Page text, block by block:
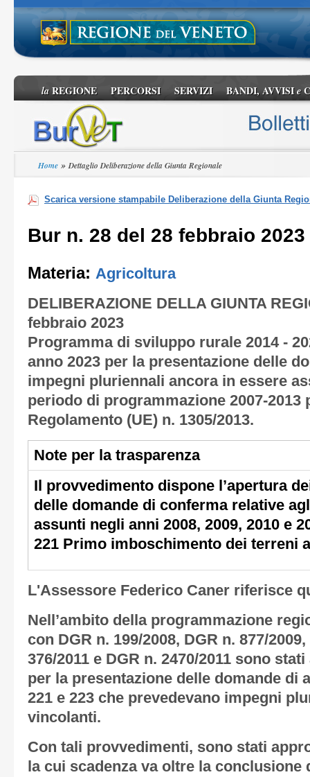
laREGIONE PERCORSI SERVIZI BANDI, AVVISIe
Home »Dettaglio Deliberazione della Giunta Regionale
Scarica versione stampabile Deliberazione della Giunta
Bur n. 28 del 28 febbraio 2023
Materia: Agricoltura
DELIBERAZIONE DELLA GIUNTA
febbraio 2023
Programma di sviluppo rurale 2014 -
anno 2023 per la presentazione delle
impegni pluriennali ancora in essere
periodo di programmazione 2007-2013
Regolamento (UE) n. 1305/2013.
Note per la trasparenza
Il provvedimento dispone l’apertura
delle domande di conferma relative
assunti negli anni 2008, 2009, 2010 e
221 Primo imboschimento dei terreni
L'Assessore Federico Caner riferisce
Nell’ambito della programmazione
con DGR n. 199/2008, DGR n. 877/
376/2011 e DGR n. 2470/2011 sono
per la presentazione delle domande di
221 e 223 che prevedevano impegni
vincolanti.
Con tali provvedimenti, sono stati
la cui scadenza va oltre la